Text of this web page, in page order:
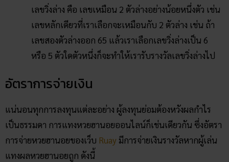
เลขวิ่งล่าง คือ เลขเหมือน 2 ตัวล่างอย่างน้อยหนึ่งตัว เช่น
เลขหลักเดียวที่เราเลือกจะเหมือนกับ 2 ตัวล่าง เช่น ถ้า
เลขสองตัวล่างออก 65 แล้วเราเลือกเลขวิ่งล่างเป็น 6
หรือ 5 ตัวใดตัวหนึ่งก็จะทำให้เรารับรางวัลเลขวิ่งล่างไป
อัตราการจ่ายเงิน
แน่นอนทุกการลงทุนแต่ละอย่าง ผู้ลงทุนย่อมต้องหวังผลกำไร
เป็นธรรมดา การแทงหวยฮานอยออนไลน์ก็เช่นเดียวกัน ซึ่งอัตรา
การจ่ายหวยฮานอยของเว็บ Ruay มีการจ่ายเงินรางวัลหากผู้เล่น
แทงผลหวยฮานอยถูก ดังนี้